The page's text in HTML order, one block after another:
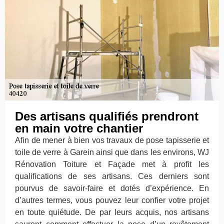
Des artisans qualifiés prendront
en main votre chantier
Afin de mener à bien vos travaux de pose tapisserie et
toile de verre à Garein ainsi que dans les environs, WJ
Rénovation Toiture et Façade met à profit les
qualifications de ses artisans. Ces derniers sont
pourvus de savoir-faire et dotés d’expérience. En
d’autres termes, vous pouvez leur confier votre projet
en toute quiétude. De par leurs acquis, nos artisans